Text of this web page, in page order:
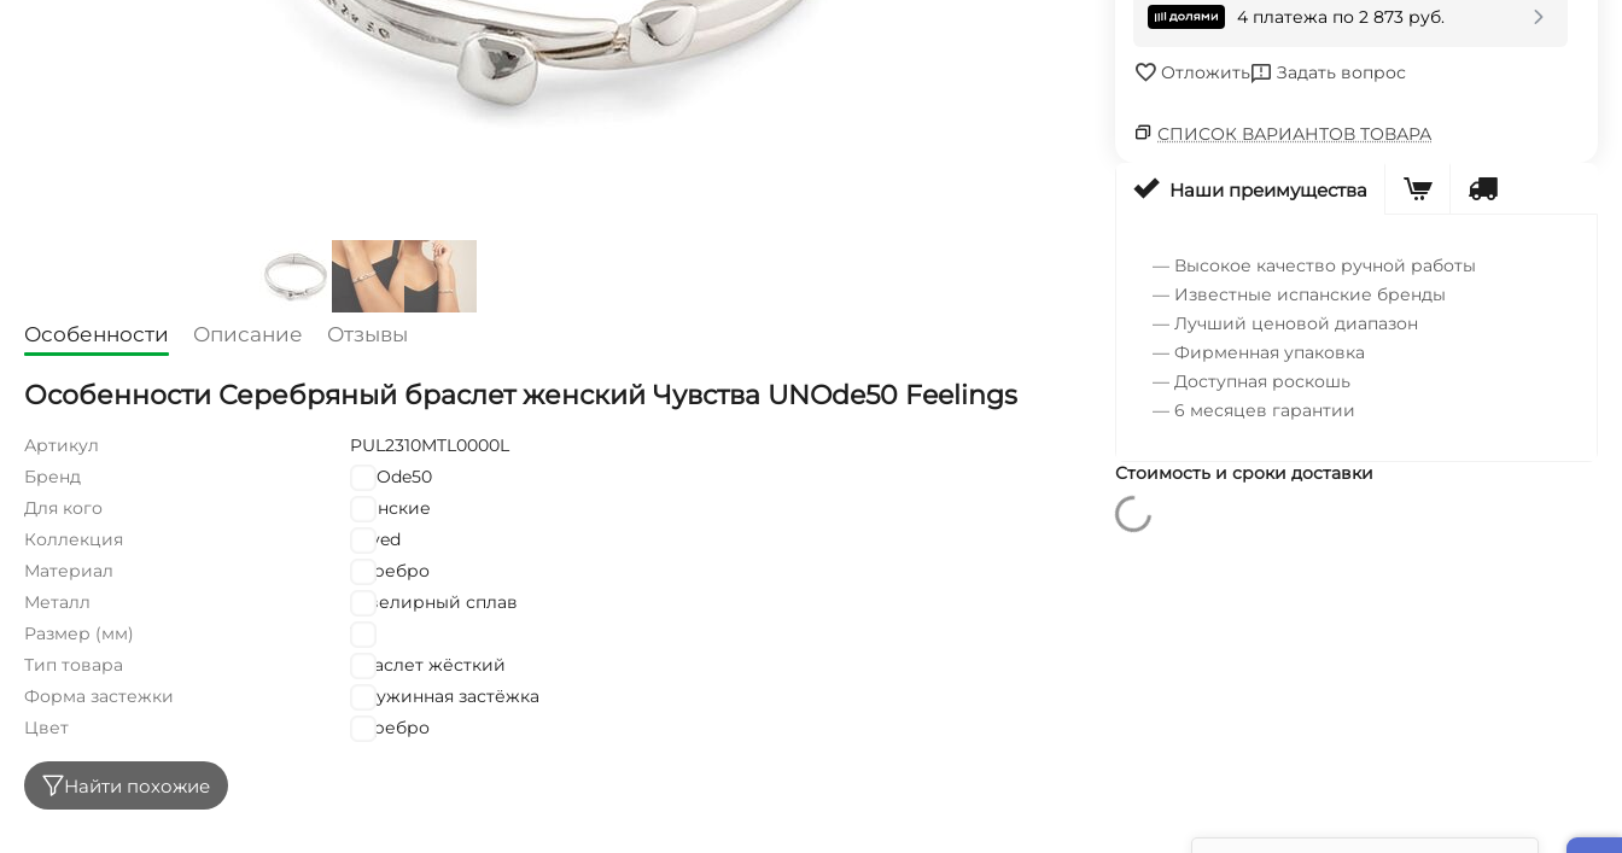
4 платежа по 2 873 руб.
Отложить Задать вопрос
СПИСОК ВАРИАНТОВ ТОВАРА
Наши преимущества
— Высокое качество ручной работы
— Известные испанские бренды
— Лучший ценовой диапазон
— Фирменная упаковка
— Доступная роскошь
— 6 месяцев гарантии
Стоимость и сроки доставки
Особенности Описание Отзывы
Особенности Серебряный браслет женский Чувства UNOde50 Feelings
Артикул
PUL2310MTL0000L
Бренд
UNOde50
Для кого
Женские
Коллекция
Loved
Материал
Серебро
Металл
Ювелирный сплав
Размер (мм)
Тип товара
Браслет жёсткий
Форма застежки
Пружинная застёжка
Цвет
Серебро
Найти похожие